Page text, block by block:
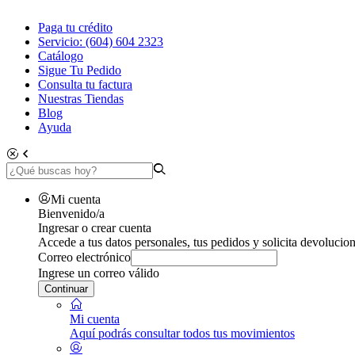
Paga tu crédito
Servicio: (604) 604 2323
Catálogo
Sigue Tu Pedido
Consulta tu factura
Nuestras Tiendas
Blog
Ayuda
Mi cuenta
Bienvenido/a
Ingresar o crear cuenta
Accede a tus datos personales, tus pedidos y solicita
Correo electrónico
Ingrese un correo válido
Continuar
Mi cuenta
Aquí podrás consultar todos tus movimientos